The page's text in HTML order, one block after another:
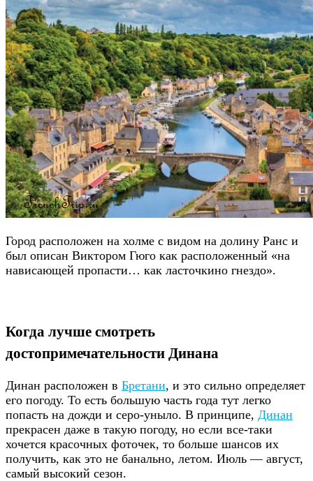
Город расположен на холме с видом на долину Ранс и
был описан Виктором Гюго как расположенный «на
нависающей пропасти… как ласточкино гнездо».
Когда лучше смотреть
достопримечательности Динана
Динан расположен в Бретани, и это сильно определяет
его погоду. То есть большую часть года тут легко
попасть на дожди и серо-уныло. В принципе, Динан
прекрасен даже в такую погоду, но если все-таки
хочется красочных фоточек, то больше шансов их
получить, как это не банально, летом. Июль — август,
самый высокий сезон.